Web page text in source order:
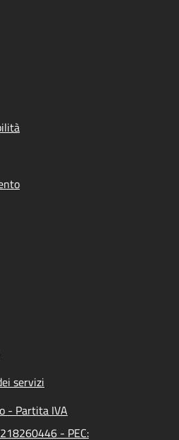
servizi
- Partita IVA
- PEC: